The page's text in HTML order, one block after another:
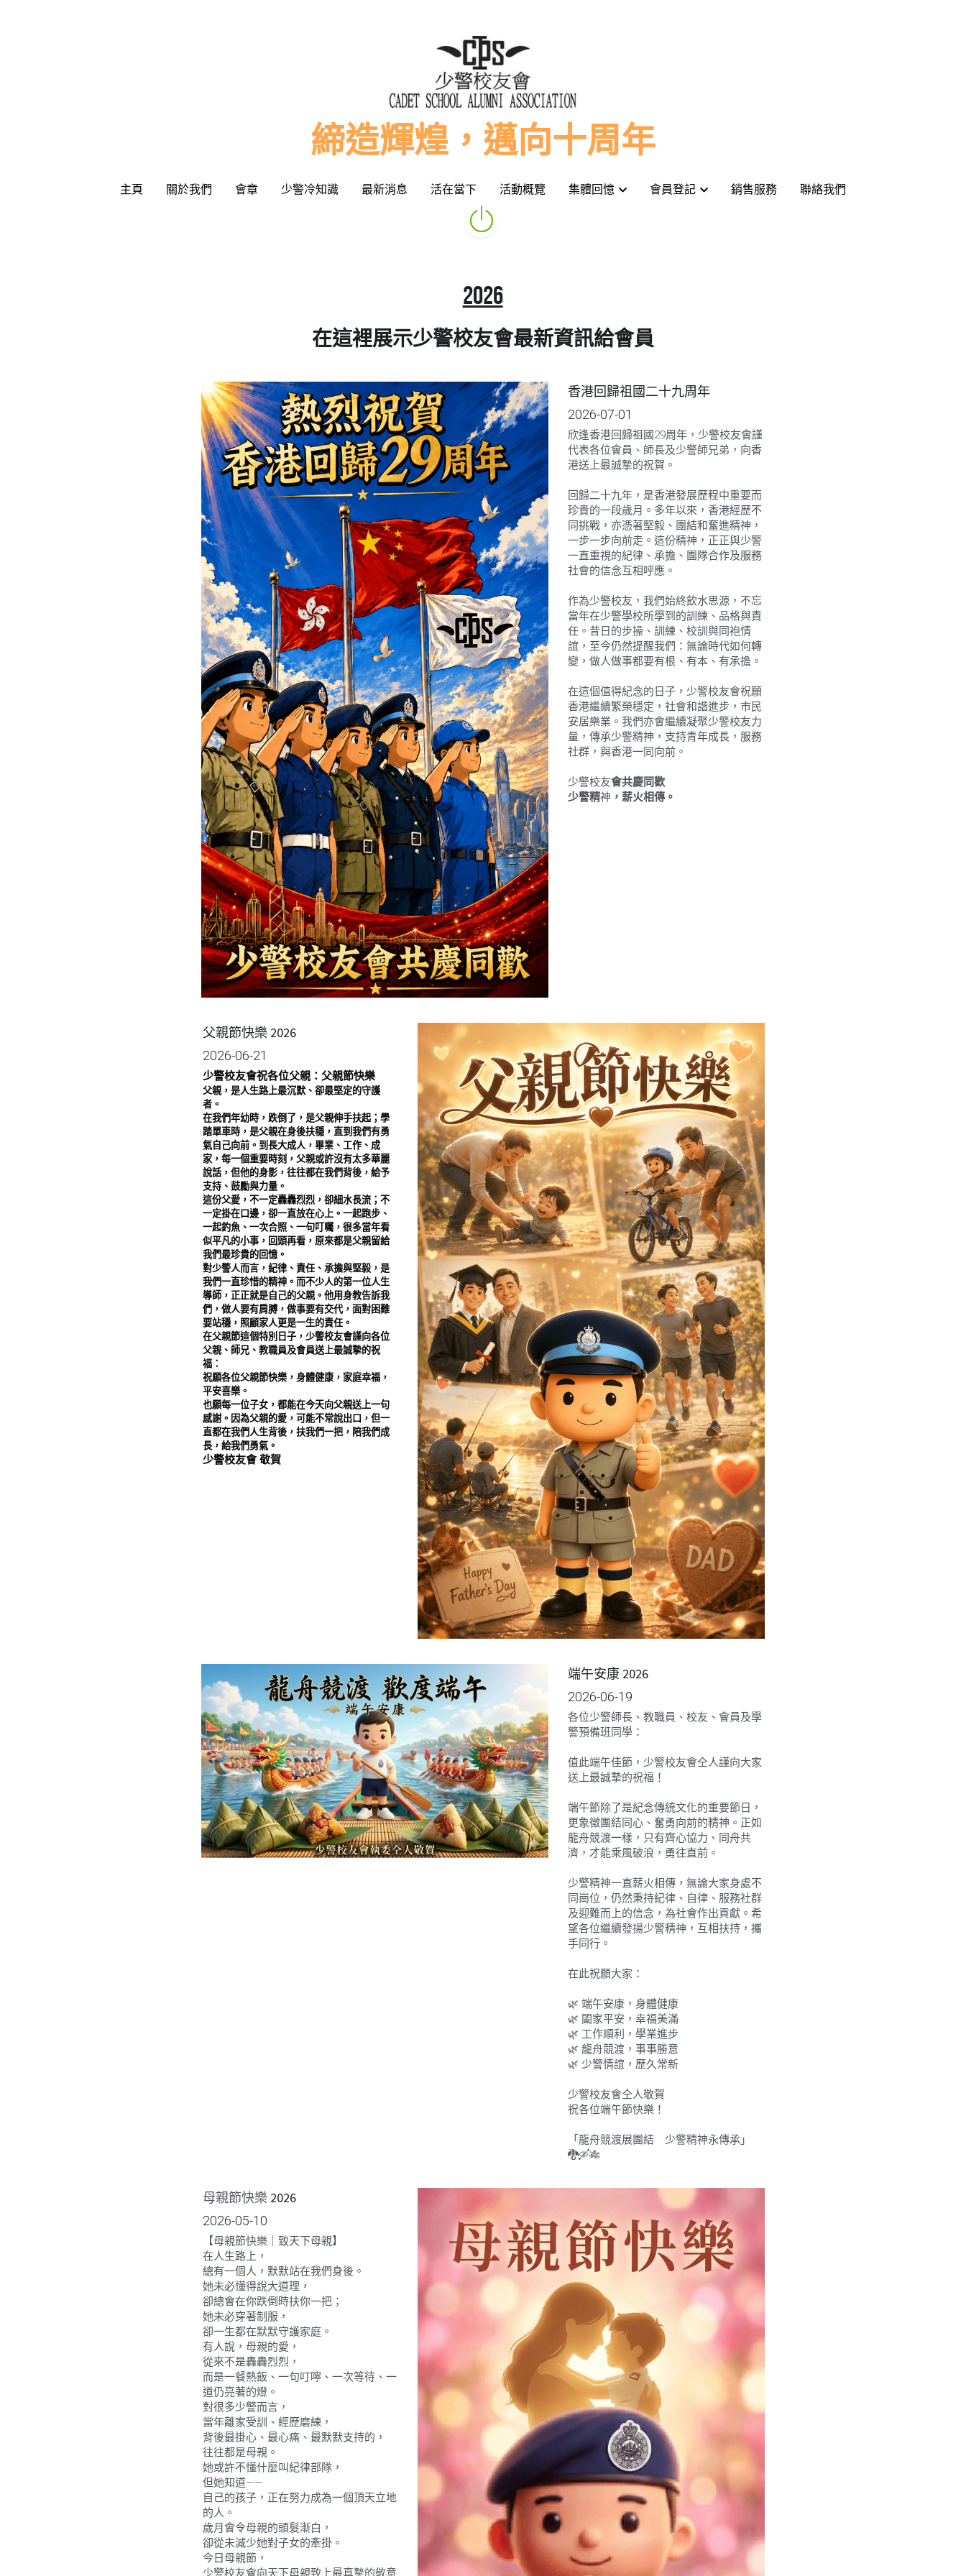
締造輝煌，邁向十周年
主頁 關於我們 會章 少警冷知識 最新消息 活在當下 活動概覽 集體回憶 會員登記 銷售服務 聯絡我們
締造輝煌，邁向十周年
主頁 關於我們 會章 少警冷知識 最新消息 活在當下 活動概覽 集體回憶 會員登記 銷售服務 聯絡我們
2026
在這裡展示少警校友會最新資訊給會員
香港回歸祖國二十九周年
2026-07-01
欣逢香港回歸祖國29周年，少警校友會謹
代表各位會員、師長及少警師兄弟，向香
港送上最誠摯的祝賀。
回歸二十九年，是香港發展歷程中重要而
珍貴的一段歲月。多年以來，香港經歷不
同挑戰，亦憑著堅毅、團結和奮進精神，
一步一步向前走。這份精神，正正與少警
一直重視的紀律、承擔、團隊合作及服務
社會的信念互相呼應。
作為少警校友，我們始終飲水思源，不忘
當年在少警學校所學到的訓練、品格與責
任。昔日的步操、訓練、校訓與同袍情
誼，至今仍然提醒我們：無論時代如何轉
變，做人做事都要有根、有本、有承擔。
在這個值得紀念的日子，少警校友會祝願
香港繼續繁榮穩定，社會和諧進步，市民
安居樂業。我們亦會繼續凝聚少警校友力
量，傳承少警精神，支持青年成長，服務
社群，與香港一同向前。
少警校友會共慶同歡
少警精神 ，薪火相傳。
父親節快樂 2026
2026-06-21
少警校友會祝各位父親：父親節快樂
父親，是人生路上最沉默、卻最堅定的守護
者。
在我們年幼時，跌倒了，是父親伸手扶起；學
踏單車時，是父親在身後扶穩，直到我們有勇
氣自己向前。到長大成人，畢業、工作、成
家，每一個重要時刻，父親或許沒有太多華麗
說話，但他的身影，往往都在我們背後，給予
支持、鼓勵與力量。
這份父愛，不一定轟轟烈烈，卻細水長流；不
一定掛在口邊，卻一直放在心上。一起跑步、
一起釣魚、一次合照、一句叮囑，很多當年看
似平凡的小事，回頭再看，原來都是父親留給
我們最珍貴的回憶。
對少警人而言，紀律、責任、承擔與堅毅，是
我們一直珍惜的精神。而不少人的第一位人生
導師，正正就是自己的父親。他用身教告訴我
們，做人要有肩膊，做事要有交代，面對困難
要站穩，照顧家人更是一生的責任。
在父親節這個特別日子，少警校友會謹向各位
父親、師兄、教職員及會員送上最誠摯的祝
福：
祝願各位父親節快樂，身體健康，家庭幸福，
平安喜樂。
也願每一位子女，都能在今天向父親送上一句
感謝。因為父親的愛，可能不常說出口，但一
直都在我們人生背後，扶我們一把，陪我們成
長，給我們勇氣。
少警校友會 敬賀
端午安康 2026
2026-06-19
各位少警師長、教職員、校友、會員及學
警預備班同學：
值此端午佳節，少警校友會仝人謹向大家
送上最誠摯的祝福！
端午節除了是紀念傳統文化的重要節日，
更象徵團結同心、奮勇向前的精神。正如
龍舟競渡一樣，只有齊心協力、同舟共
濟，才能乘風破浪，勇往直前。
少警精神一直薪火相傳，無論大家身處不
同崗位，仍然秉持紀律、自律、服務社群
及迎難而上的信念，為社會作出貢獻。希
望各位繼續發揚少警精神，互相扶持，攜
手同行。
在此祝願大家：
🌿 端午安康，身體健康
🌿 闔家平安，幸福美滿
🌿 工作順利，學業進步
🌿 龍舟競渡，事事勝意
🌿 少警情誼，歷久常新
少警校友會仝人敬賀
祝各位端午節快樂！
「龍舟競渡展團結　少警精神永傳承」
🐉🛶🎋
母親節快樂 2026
2026-05-10
【母親節快樂｜致天下母親】
在人生路上，
總有一個人，默默站在我們身後。
她未必懂得說大道理，
卻總會在你跌倒時扶你一把；
她未必穿著制服，
卻一生都在默默守護家庭。
有人說，母親的愛，
從來不是轟轟烈烈，
而是一餐熱飯、一句叮嚀、一次等待、一
道仍亮著的燈。
對很多少警而言，
當年離家受訓、經歷磨練，
背後最掛心、最心痛、最默默支持的，
往往都是母親。
她或許不懂什麼叫紀律部隊，
但她知道——
自己的孩子，正在努力成為一個頂天立地
的人。
歲月會令母親的頭髮漸白，
卻從未減少她對子女的牽掛。
今日母親節，
少警校友會向天下母親致上最真摯的敬意